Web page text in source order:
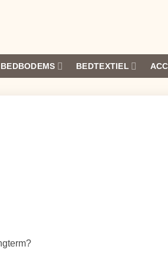
BEDBODEMS BEDTEXTIEL